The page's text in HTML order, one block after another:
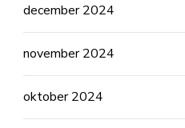
december 2024
november 2024
oktober 2024